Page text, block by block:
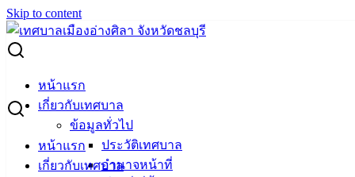
Skip to content
หน้าแรก
เกี่ยวกับเทศบาล
ข้อมูลทั่วไป
ประวัติเทศบาล
อำนาจหน้าที่
หน้าแรก
เกี่ยวกับเทศบาล
Search for:
ผู้ชนะการเสนอราคา เปิดใช้งานระบบท้องถิ่นดิจิทัล
ผู้ชนะการเสนอราคา เปิดใช้งานระบบท้อง
ถิ่นดิจิทัล